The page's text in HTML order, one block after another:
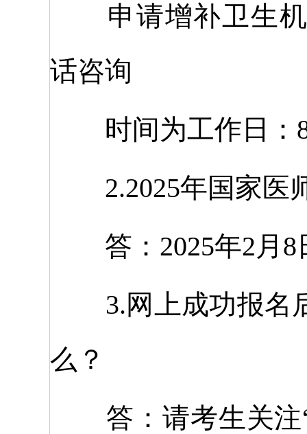
申请增补卫生机
话咨询
时间为工作日：
2.2025年国家医
答：2025年2月8
3.网上成功报名
么？
答：请考生关注“